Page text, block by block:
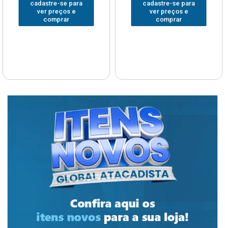
cadastre-se para
ver preços e
comprar
cadastre-se para
ver preços e
comprar